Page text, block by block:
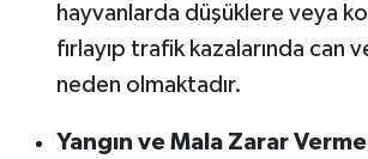
hayvanlarda düşüklere veya
fırlayıp trafik kazalarında can
neden olmaktadır.
Yangın ve Mala Zarar